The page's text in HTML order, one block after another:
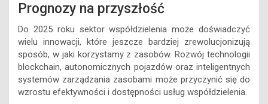
Prognozy na przyszłość
Do 2025 roku sektor współdzielenia może doświadczyć
wielu innowacji, które jeszcze bardziej zrewolucjonizują
sposób, w jaki korzystamy z zasobów. Rozwój technologii
blockchain, autonomicznych pojazdów oraz inteligentnych
systemów zarządzania zasobami może przyczynić się do
wzrostu efektywności i dostępności usług współdzielenia.